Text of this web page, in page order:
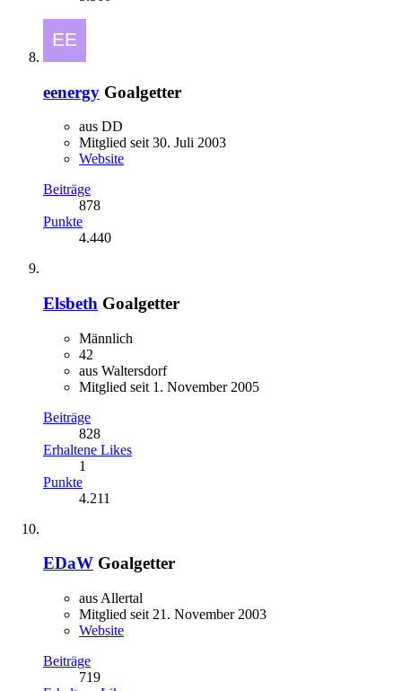
eenergy Goalgetter
aus DD
Mitglied seit 30. Juli 2003
Website
Beiträge
878
Punkte
4.440
Elsbeth Goalgetter
Männlich
42
aus Waltersdorf
Mitglied seit 1. November 2005
Beiträge
828
Erhaltene Likes
1
Punkte
4.211
EDaW Goalgetter
aus Allertal
Mitglied seit 21. November 2003
Website
Beiträge
719